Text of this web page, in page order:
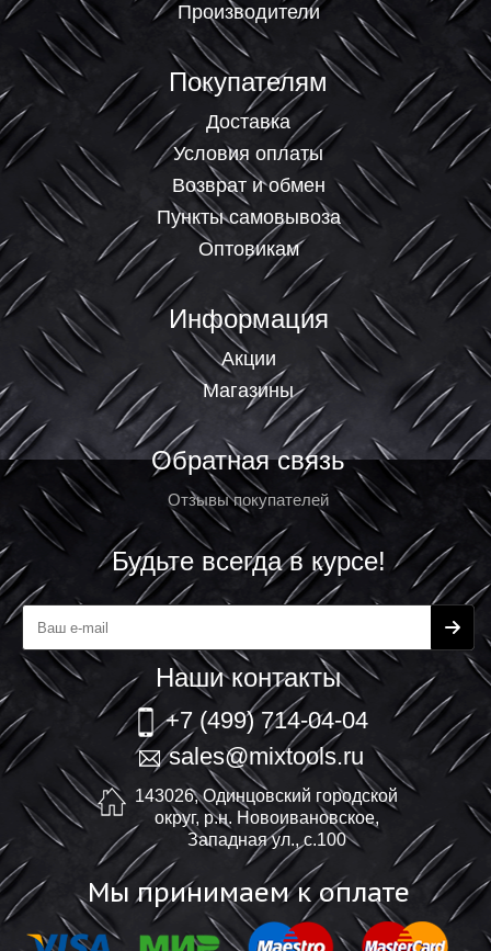
Производители
Покупателям
Доставка
Условия оплаты
Возврат и обмен
Пункты самовывоза
Оптовикам
Информация
Акции
Магазины
Обратная связь
Отзывы покупателей
Будьте всегда в курсе!
Наши контакты
+7 (499) 714-04-04
sales@mixtools.ru
143026, Одинцовский городской
округ, р.н. Новоивановское,
Западная ул., с.100
Мы принимаем к оплате